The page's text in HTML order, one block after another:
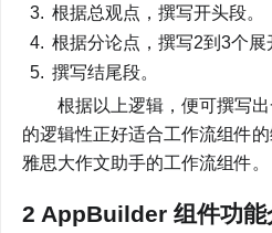
根据总观点，撰写开头段。
根据分论点，撰写2到3个展
撰写结尾段。
        根据以上逻辑，便可撰写出一篇雅思大作文，而这样
的逻辑性正好适合工作流组件
雅思大作文助手的工作流组件。
2 AppBuilder 组件功能